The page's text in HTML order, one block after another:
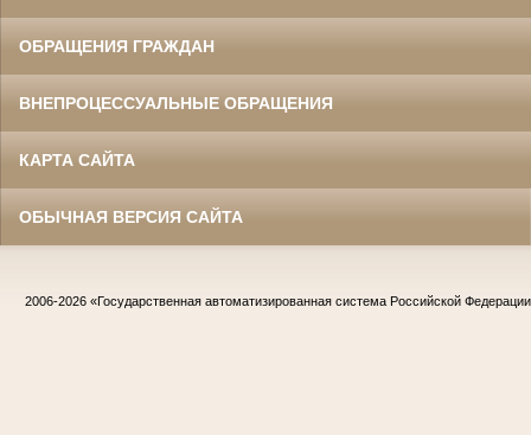
ОБРАЩЕНИЯ ГРАЖДАН
ВНЕПРОЦЕССУАЛЬНЫЕ ОБРАЩЕНИЯ
КАРТА САЙТА
ОБЫЧНАЯ ВЕРСИЯ САЙТА
2006-2026 «Государственная автоматизированная система Российской